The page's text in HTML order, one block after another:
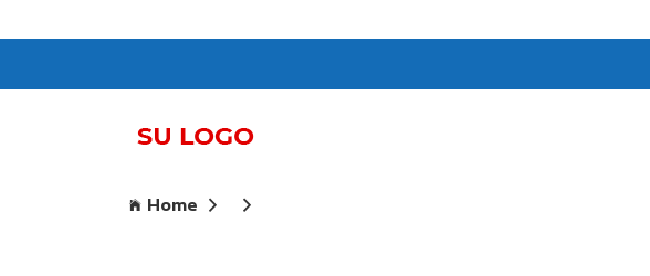
Home